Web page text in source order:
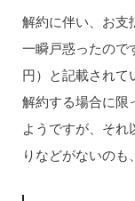
解約に伴い、お支
一瞬戸惑ったの
円）と記載されて
解約する場合に限
ようですが、そ
りなどがないのも